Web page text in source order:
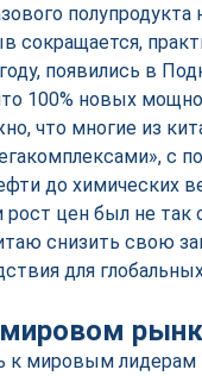
полупродукта
сокращается,
появились в
100% новых
что многие из
с
до химических
рост цен был не
снизить свою
для
к мировым лидерам